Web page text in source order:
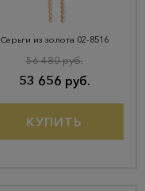
Серьги из золота 02-8516
53 656 руб.
56 480 руб.
КУПИТЬ